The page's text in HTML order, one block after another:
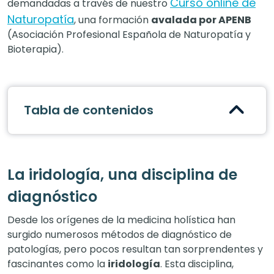
demandadas a través de nuestro
Naturopatía, una formación avalada por APENB
(Asociación Profesional Española de Naturopatía y
Bioterapia).
Tabla de contenidos
La iridología, una disciplina de
diagnóstico
Desde los orígenes de la medicina holística han
surgido numerosos métodos de diagnóstico de
patologías, pero pocos resultan tan sorprendentes y
fascinantes como la iridología. Esta disciplina,